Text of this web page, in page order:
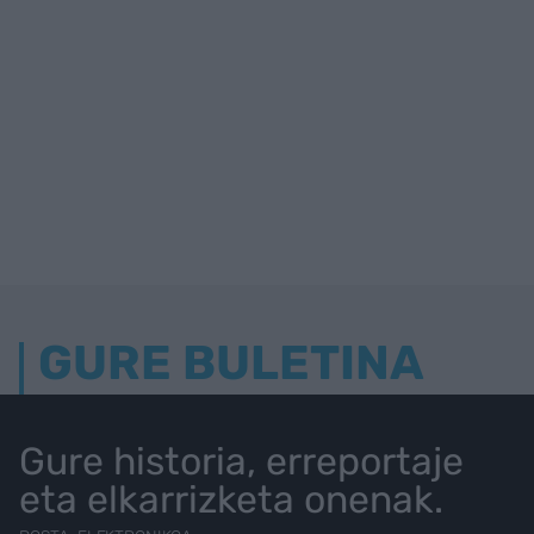
GURE BULETINA
Gure historia, erreportaje
eta elkarrizketa onenak.